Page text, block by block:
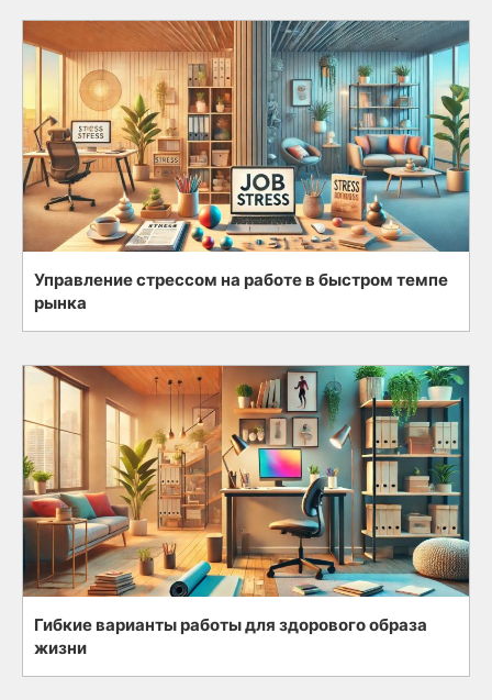
Управление стрессом на работе в быстром темпе
рынка
Гибкие варианты работы для здорового образа
жизни